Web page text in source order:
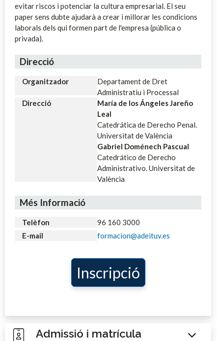
evitar riscos i potenciar la cultura empresarial. El seu
paper sens dubte ajudarà a crear i millorar les condicions
laborals dels qui formen part de l'empresa (pública o
privada).
Direcció
Organitzador
Departament de Dret
Administratiu i Processal
Direcció
María de los Ángeles Jareño
Leal
Catedrática de Derecho Penal.
Universitat de València
Gabriel Doménech Pascual
Catedrático de Derecho
Administrativo. Universitat de
València
Més Informació
Telèfon
96 160 3000
E-mail
formacion@adeituv.es
Inscripció
Admissió i matrícula